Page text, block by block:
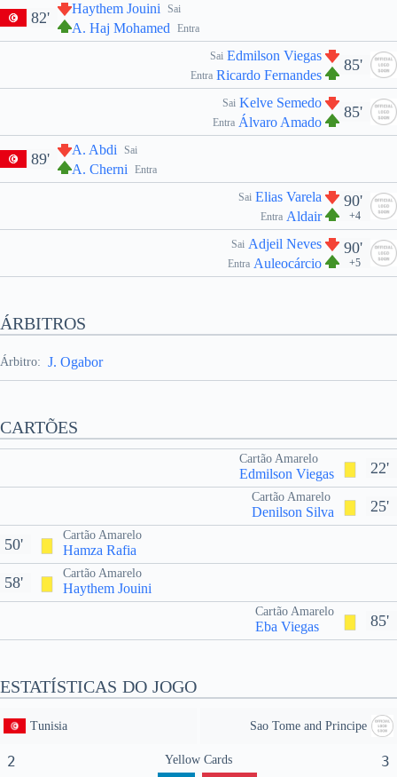
Sai
Haythem Jouini
Entra
A. Haj Mohamed
82'
85'
Sai Edmilson Viegas
Entra Ricardo Fernandes
85'
Sai Kelve Semedo
Entra Álvaro Amado
Sai
A. Abdi
Entra
A. Cherni
89'
90'
+4
Sai Elias Varela
Entra Aldair
90'
+5
Sai Adjeil Neves
Entra Auleocárcio
ÁRBITROS
Árbitro: J. Ogabor
CARTÕES
22'
Cartão Amarelo
Edmilson Viegas
25'
Cartão Amarelo
Denilson Silva
Cartão Amarelo
Hamza Rafia
50'
Cartão Amarelo
Haythem Jouini
58'
85'
Cartão Amarelo
Eba Viegas
ESTATÍSTICAS DO JOGO
Tunisia Sao Tome and Principe
2 Yellow Cards 3